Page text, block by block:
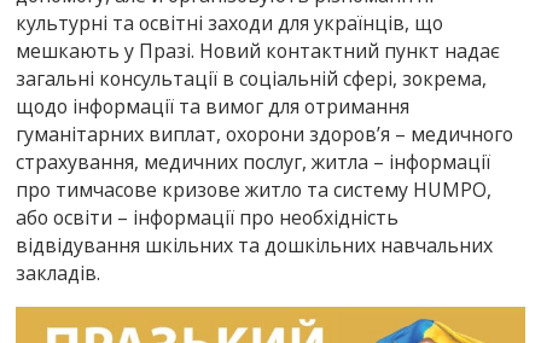
культурні та освітні заходи для українців, що
мешкають у Празі. Новий контактний пункт надає
загальні консультації в соціальній сфері, зокрема,
щодо інформації та вимог для отримання
гуманітарних виплат, охорони здоров’я – медичного
страхування, медичних послуг, житла – інформації
про тимчасове кризове житло та систему HUMPO,
або освіти – інформації про необхідність
відвідування шкільних та дошкільних навчальних
закладів.